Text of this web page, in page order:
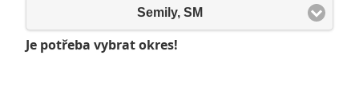
Semily, SM
Je potřeba vybrat okres!